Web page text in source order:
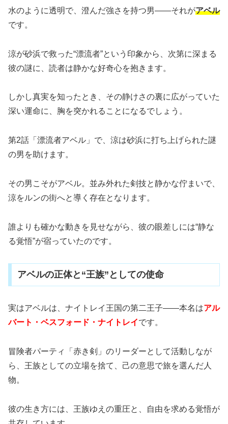
水のように透明で、澄んだ強さを持つ男――それがアベル
です。
涼が砂浜で救った“漂流者”という印象から、次第に深まる
彼の謎に、読者は静かな好奇心を抱きます。
しかし真実を知ったとき、その静けさの裏に広がっていた
深い運命に、胸を突かれることになるでしょう。
第2話「漂流者アベル」で、涼は砂浜に打ち上げられた謎
の男を助けます。
その男こそがアベル。並み外れた剣技と静かな佇まいで、
涼をルンの街へと導く存在となります。
誰よりも確かな動きを見せながら、彼の眼差しには“静な
る覚悟”が宿っていたのです。
アベルの正体と“王族”としての使命
実はアベルは、ナイトレイ王国の第二王子――本名はアル
バート・ベスフォード・ナイトレイです。
冒険者パーティ「赤き剣」のリーダーとして活動しなが
ら、王族としての立場を捨て、己の意思で旅を選んだ人
物。
彼の生き方には、王族ゆえの重圧と、自由を求める覚悟が